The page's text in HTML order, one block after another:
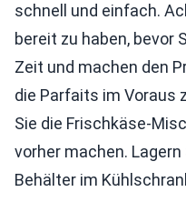
schnell und einfach.
bereit zu haben, bevor
Zeit und machen den
die Parfaits im Voraus
Sie die Frischkäse-
vorher machen.
Behälter im